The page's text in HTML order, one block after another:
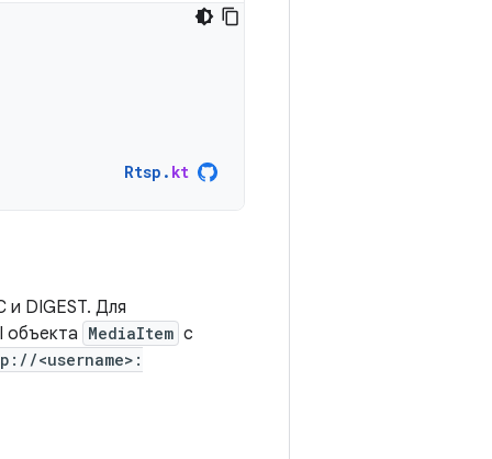
Rtsp . kt
и DIGEST. Для
объекта MediaItem с
<username>: